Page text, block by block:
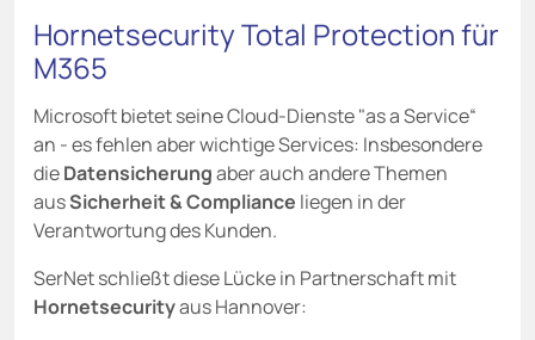
Hornetsecurity Total Protection für
M365
Microsoft bietet seine Cloud-Dienste "as a Service“
an - es fehlen aber wichtige Services: Insbesondere
dieDatensicherungaber auch andere Themen
ausSicherheit & Compliance liegen in der
Verantwortung des Kunden.
SerNet schließt diese Lücke in Partnerschaft mit
Hornetsecurityaus Hannover: